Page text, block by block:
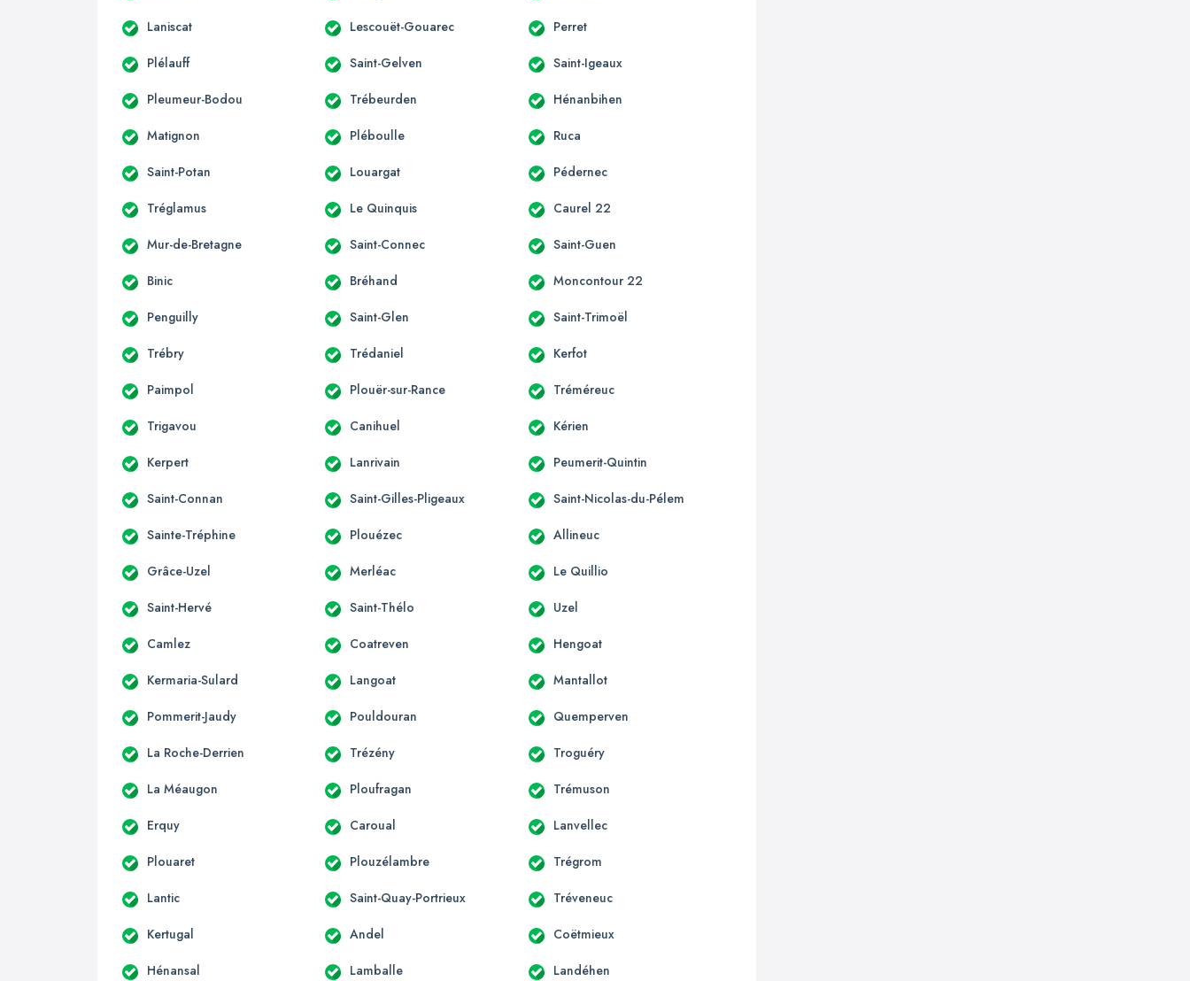
Laniscat Lescouët-Gouarec Perret
Plélauff Saint-Gelven Saint-Igeaux
Pleumeur-Bodou Trébeurden Hénanbihen
Matignon Pléboulle Ruca
Saint-Potan Louargat Pédernec
Tréglamus Le Quinquis Caurel 22
Mur-de-Bretagne Saint-Connec Saint-Guen
Binic Bréhand Moncontour 22
Penguilly Saint-Glen Saint-Trimoël
Trébry Trédaniel Kerfot
Paimpol Plouër-sur-Rance Tréméreuc
Trigavou Canihuel Kérien
Kerpert Lanrivain Peumerit-Quintin
Saint-Connan Saint-Gilles-Pligeaux Saint-Nicolas-du-Pélem
Sainte-Tréphine Plouézec Allineuc
Grâce-Uzel Merléac Le Quillio
Saint-Hervé Saint-Thélo Uzel
Camlez Coatreven Hengoat
Kermaria-Sulard Langoat Mantallot
Pommerit-Jaudy Pouldouran Quemperven
La Roche-Derrien Trézény Troguéry
La Méaugon Ploufragan Trémuson
Erquy Caroual Lanvellec
Plouaret Plouzélambre Trégrom
Lantic Saint-Quay-Portrieux Tréveneuc
Kertugal Andel Coëtmieux
Hénansal Lamballe Landéhen